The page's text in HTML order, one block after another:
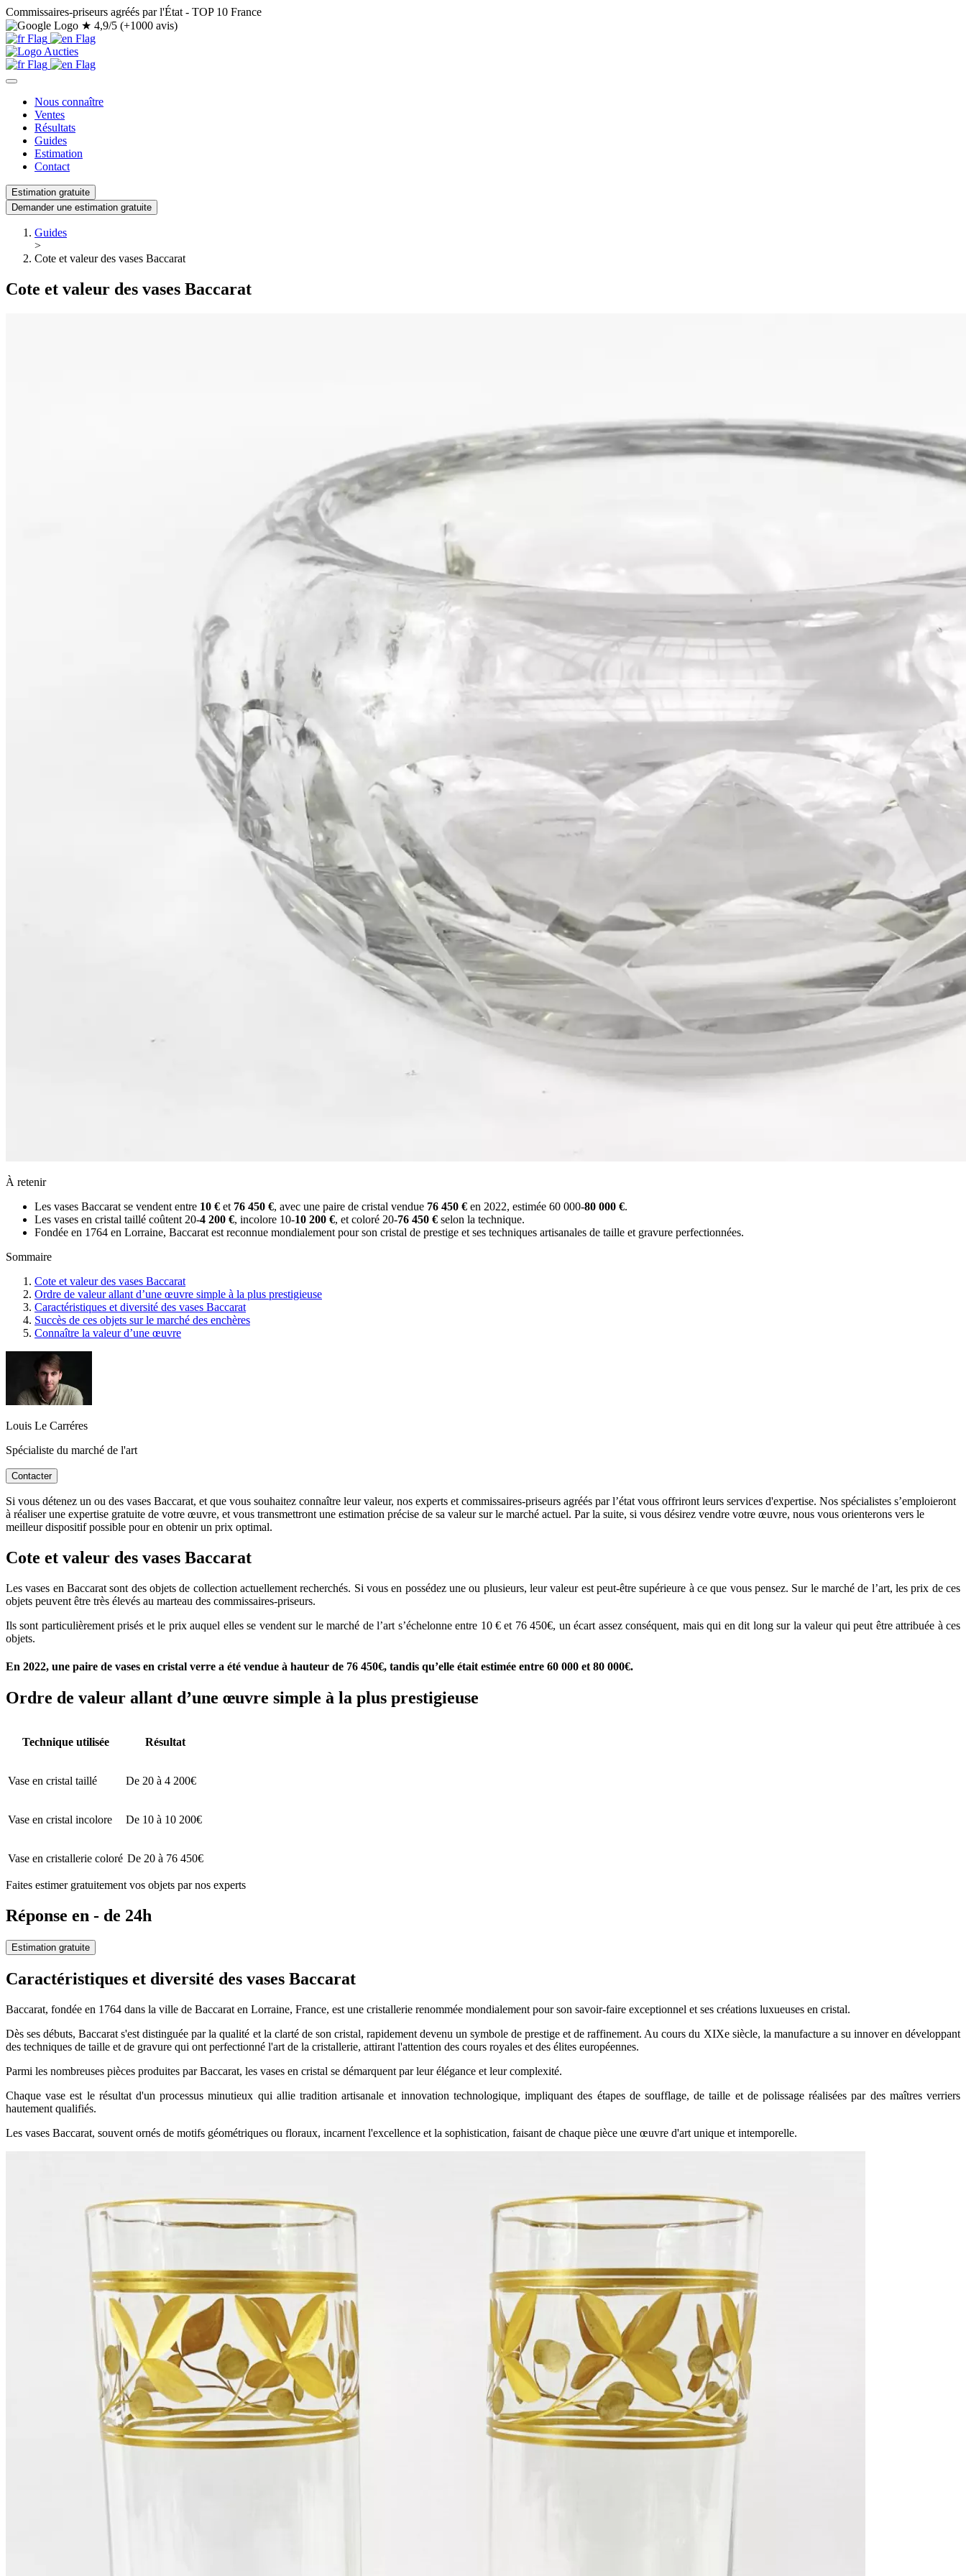
Commissaires-priseurs agréés par l'État - TOP 10 France
★ 4,9/5 (+1000 avis)
Nous connaître
Ventes
Résultats
Guides
Estimation
Contact
Estimation gratuite
Demander une estimation gratuite
Guides
>
Cote et valeur des vases Baccarat
Cote et valeur des vases Baccarat
À retenir
Les vases Baccarat se vendent entre 10 € et 76 450 €, avec une paire de cristal vendue 76 450 € en 2022, estimée 60 000-80 000 €.
Les vases en cristal taillé coûtent 20-4 200 €, incolore 10-10 200 €, et coloré 20-76 450 € selon la technique.
Fondée en 1764 en Lorraine, Baccarat est reconnue mondialement pour son cristal de prestige et ses techniques artisanales de taille et gravure perfectionnées.
Sommaire
Cote et valeur des vases Baccarat
Ordre de valeur allant d’une œuvre simple à la plus prestigieuse
Caractéristiques et diversité des vases Baccarat
Succès de ces objets sur le marché des enchères
Connaître la valeur d’une œuvre
Louis Le Carréres
Spécialiste du marché de l'art
Contacter
Si vous détenez un ou des vases Baccarat, et que vous souhaitez connaître leur valeur, nos experts et commissaires-priseurs agréés par l’état vous offriront leurs services d'expertise. Nos spécialistes s’emploieront
à réaliser une expertise gratuite de votre œuvre, et vous transmettront une estimation précise de sa valeur sur le marché actuel. Par la suite, si vous désirez vendre votre œuvre, nous vous orienterons vers le
meilleur dispositif possible pour en obtenir un prix optimal.
Cote et valeur des vases Baccarat
Les vases en Baccarat sont des objets de collection actuellement recherchés. Si vous en possédez une ou plusieurs, leur valeur est peut-être supérieure à ce que vous pensez. Sur le marché de l’art, les prix de ces
objets peuvent être très élevés au marteau des commissaires-priseurs.
Ils sont particulièrement prisés et le prix auquel elles se vendent sur le marché de l’art s’échelonne entre 10 € et 76 450€, un écart assez conséquent, mais qui en dit long sur la valeur qui peut être attribuée à ces
objets.
En 2022, une paire de vases en cristal verre a été vendue à hauteur de 76 450€, tandis qu’elle était estimée entre 60 000 et 80 000€.
Ordre de valeur allant d’une œuvre simple à la plus prestigieuse
Technique utilisée Résultat
Vase en cristal taillé De 20 à 4 200€
Vase en cristal incolore De 10 à 10 200€
Vase en cristallerie coloré De 20 à 76 450€
Faites estimer gratuitement vos objets par nos experts
Réponse en - de 24h
Estimation gratuite
Caractéristiques et diversité des vases Baccarat
Baccarat, fondée en 1764 dans la ville de Baccarat en Lorraine, France, est une cristallerie renommée mondialement pour son savoir-faire exceptionnel et ses créations luxueuses en cristal.
Dès ses débuts, Baccarat s'est distinguée par la qualité et la clarté de son cristal, rapidement devenu un symbole de prestige et de raffinement. Au cours du XIXe siècle, la manufacture a su innover en développant
des techniques de taille et de gravure qui ont perfectionné l'art de la cristallerie, attirant l'attention des cours royales et des élites européennes.
Parmi les nombreuses pièces produites par Baccarat, les vases en cristal se démarquent par leur élégance et leur complexité.
Chaque vase est le résultat d'un processus minutieux qui allie tradition artisanale et innovation technologique, impliquant des étapes de soufflage, de taille et de polissage réalisées par des maîtres verriers
hautement qualifiés.
Les vases Baccarat, souvent ornés de motifs géométriques ou floraux, incarnent l'excellence et la sophistication, faisant de chaque pièce une œuvre d'art unique et intemporelle.